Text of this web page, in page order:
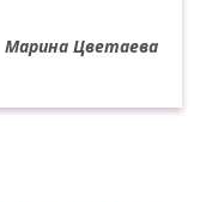
Марина Цветаева